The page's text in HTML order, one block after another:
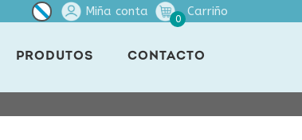
Miña conta
0
Carriño
PRODUTOS CONTACTO